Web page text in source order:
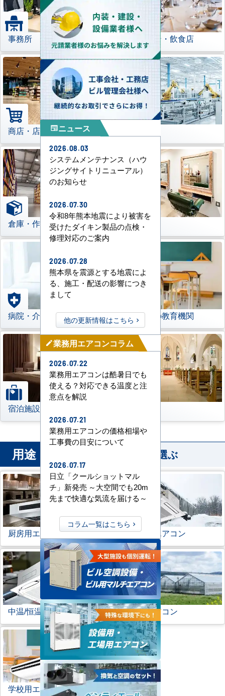
事務所 レストラン・飲食店
商店・店舗
倉庫・作業場 理美容室
病院・介護施設 学校などの教育機関
宿泊施設
用途 から業務用エアコンを選ぶ
厨房用エアコン 寒冷地用エアコン
中温/恒温用エアコン 農業用エアコン
学校用エアコン
newspaperニュース
2026.08.03
システムメンテナンス（ハウ
ジングサイトリニューアル）
のお知らせ
2026.07.30
令和8年熊本地震により被害を
受けたダイキン製品の点検・
修理対応のご案内
2026.07.28
熊本県を震源とする地震によ
る、施工・配送の影響につき
まして
他の更新情報はこちら
mode_edit業務用エアコンコラム
2026.07.22
業務用エアコンは酷暑日でも
使える？対応できる温度と注
意点を解説
2026.07.21
業務用エアコンの価格相場や
工事費の目安について
2026.07.17
日立「クールショットマル
チ」新発売 ～大空間でも20m
先まで快適な気流を届ける～
コラム一覧はこちら